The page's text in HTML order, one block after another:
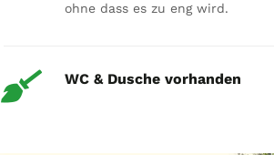
ohne dass es zu eng wird.
WC & Dusche vorhanden